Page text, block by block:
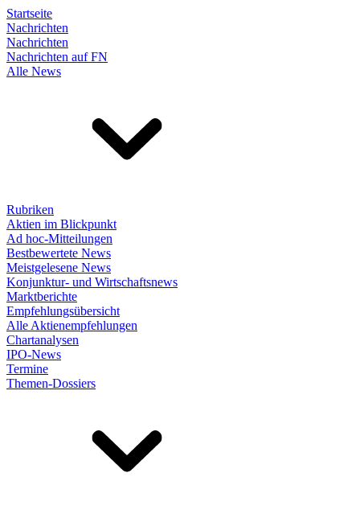
Startseite
Nachrichten
Nachrichten
Nachrichten auf FN
Alle News
Rubriken
Aktien im Blickpunkt
Ad hoc-Mitteilungen
Bestbewertete News
Meistgelesene News
Konjunktur- und Wirtschaftsnews
Marktberichte
Empfehlungsübersicht
Alle Aktienempfehlungen
Chartanalysen
IPO-News
Termine
Themen-Dossiers